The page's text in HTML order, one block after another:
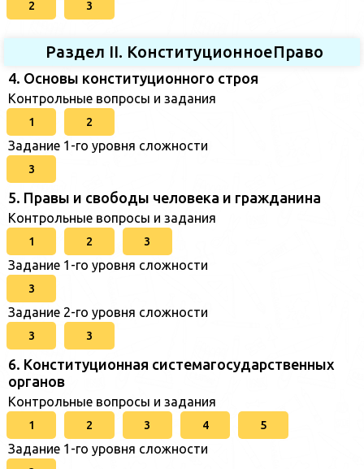
2 3
Раздел II. КонституционноеПраво
4. Основы конституционного строя
Контрольные вопросы и задания
1 2
Задание 1-го уровня сложности
3
5. Правы и свободы человека и гражданина
Контрольные вопросы и задания
1 2 3
Задание 1-го уровня сложности
3
Задание 2-го уровня сложности
3 3
6. Конституционная системагосударственных
органов
Контрольные вопросы и задания
1 2 3 4 5
Задание 1-го уровня сложности